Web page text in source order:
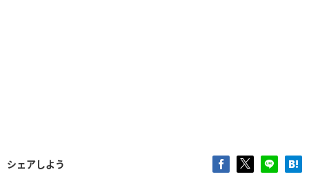
シェアしよう